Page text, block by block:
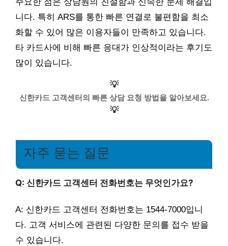
니다. 특히 ARS를 통한 빠른 연결로 불편함을 최소
화할 수 있어 많은 이용자들이 만족하고 있습니다.
타 카드사에 비해 빠른 응대가 인상적이라는 후기도
많이 있습니다.
💡
신한카드 고객센터의 빠른 상담 요청 방법을 알아보세요.
💡
자주 묻는 질문
Q: 신한카드 고객센터 전화번호는 무엇인가요?
A: 신한카드 고객센터 전화번호는 1544-7000입니
다. 고객 서비스에 관련된 다양한 문의를 접수 받을
수 있습니다.